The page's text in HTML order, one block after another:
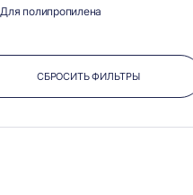
Для полипропилена
СБРОСИТЬ ФИЛЬТРЫ